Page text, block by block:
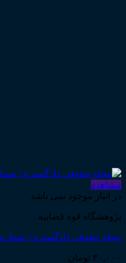
مشاهده
در انبار موجود نمی باشد
پژوهشگاه قوه قضاییه
مجله حقوقی دادگستری؛ شماره ۱۰۶ ـ تابستان ۱۳۹۸
۳۰,۰۰۰ تومان